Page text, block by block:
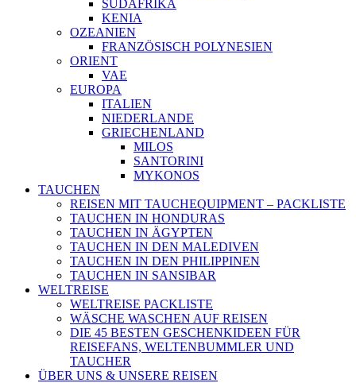
SÜDAFRIKA
KENIA
OZEANIEN
FRANZÖSISCH POLYNESIEN
ORIENT
VAE
EUROPA
ITALIEN
NIEDERLANDE
GRIECHENLAND
MILOS
SANTORINI
MYKONOS
TAUCHEN
REISEN MIT TAUCHEQUIPMENT – PACKLISTE
TAUCHEN IN HONDURAS
TAUCHEN IN ÄGYPTEN
TAUCHEN IN DEN MALEDIVEN
TAUCHEN IN DEN PHILIPPINEN
TAUCHEN IN SANSIBAR
WELTREISE
WELTREISE PACKLISTE
WÄSCHE WASCHEN AUF REISEN
DIE 45 BESTEN GESCHENKIDEEN FÜR
REISEFANS, WELTENBUMMLER UND
TAUCHER
ÜBER UNS & UNSERE REISEN